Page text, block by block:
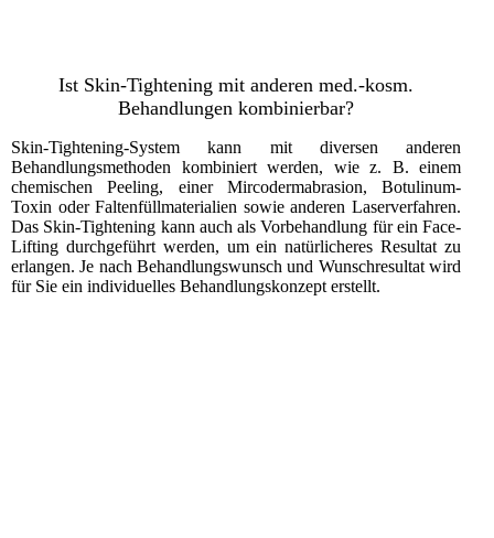
Ist Skin-Tightening mit anderen med.-kosm.
Behandlungen kombinierbar?
Skin-Tightening-System kann mit diversen anderen
Behandlungsmethoden kombiniert werden, wie z. B. einem
chemischen Peeling, einer Mircodermabrasion, Botulinum-
Toxin oder Faltenfüllmaterialien sowie anderen Laserverfahren.
Das Skin-Tightening kann auch als Vorbehandlung für ein Face-
Lifting durchgeführt werden, um ein natürlicheres Resultat zu
erlangen. Je nach Behandlungswunsch und Wunschresultat wird
für Sie ein individuelles Behandlungskonzept erstellt.